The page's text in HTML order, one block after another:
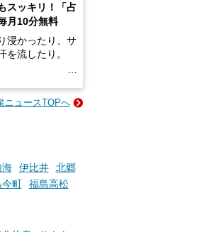
スッキリ！「占
月10分無料
浸かったり、サ
を流したり。
ぼんやり過ごす
りませんか？
る、大切な自分
ニュースTOPへ
海 伊比井
北郷
町 福島高松